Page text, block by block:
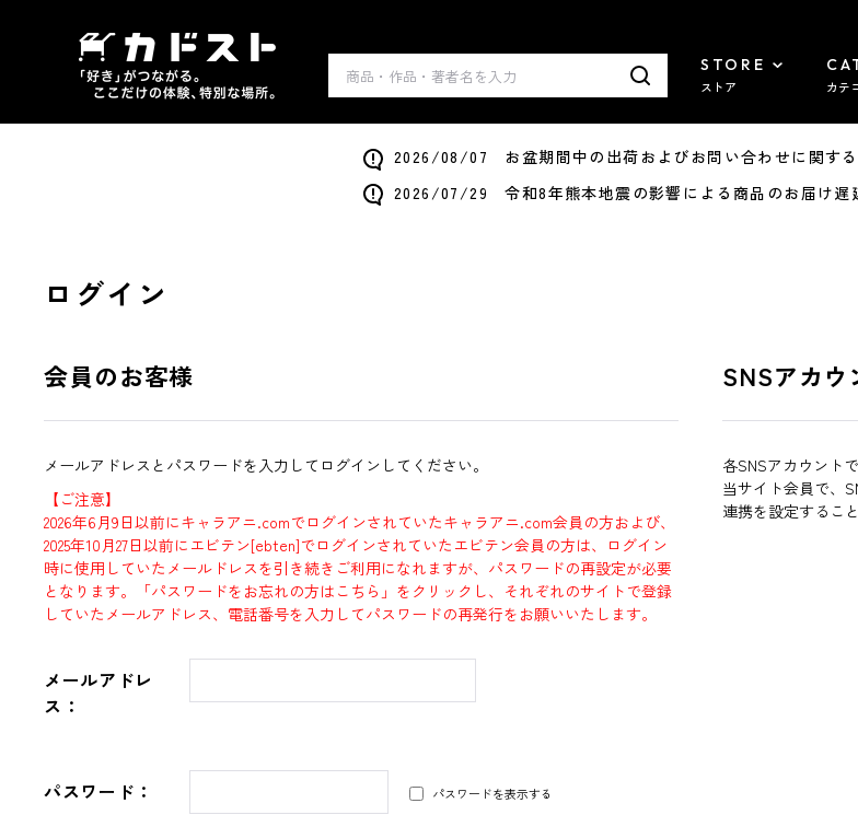
STORE
ストア カテ
2026/08/07 お盆期間中の出荷およびお問い合わせに関す
2026/07/29 令和8年熊本地震の影響による商品のお届け遅
ログイン
会員のお客様
メールアドレスとパスワードを入力してログインしてください。
【ご注意】
2026年6月9日以前にキャラアニ.comでログインされていたキャラアニ.com会員の方および、
2025年10月27日以前にエビテン[ebten]でログインされていたエビテン会員の方は、ログイン
時に使用していたメールドレスを引き続きご利用になれますが、パスワードの再設定が必要
となります。「パスワードをお忘れの方はこちら」をクリックし、それぞれのサイトで登録
していたメールアドレス、電話番号を入力してパスワードの再発行をお願いいたします。
メールアドレ
ス：
パスワード： パスワードを表示する
SNSアカウ
各SNSアカウント
当サイト会員で、
連携を設定するこ